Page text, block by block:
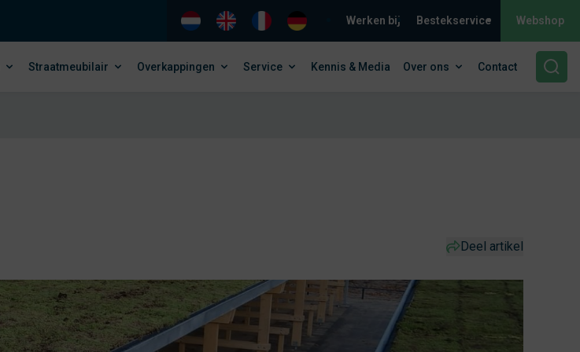
Werken bij Bestekservice Webshop
Straatmeubilair Overkappingen Service Kennis & Media Over ons Contact
Deel artikel